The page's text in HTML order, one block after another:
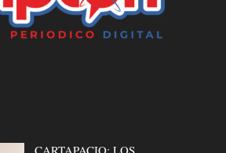
CARTAPACIO: LOS